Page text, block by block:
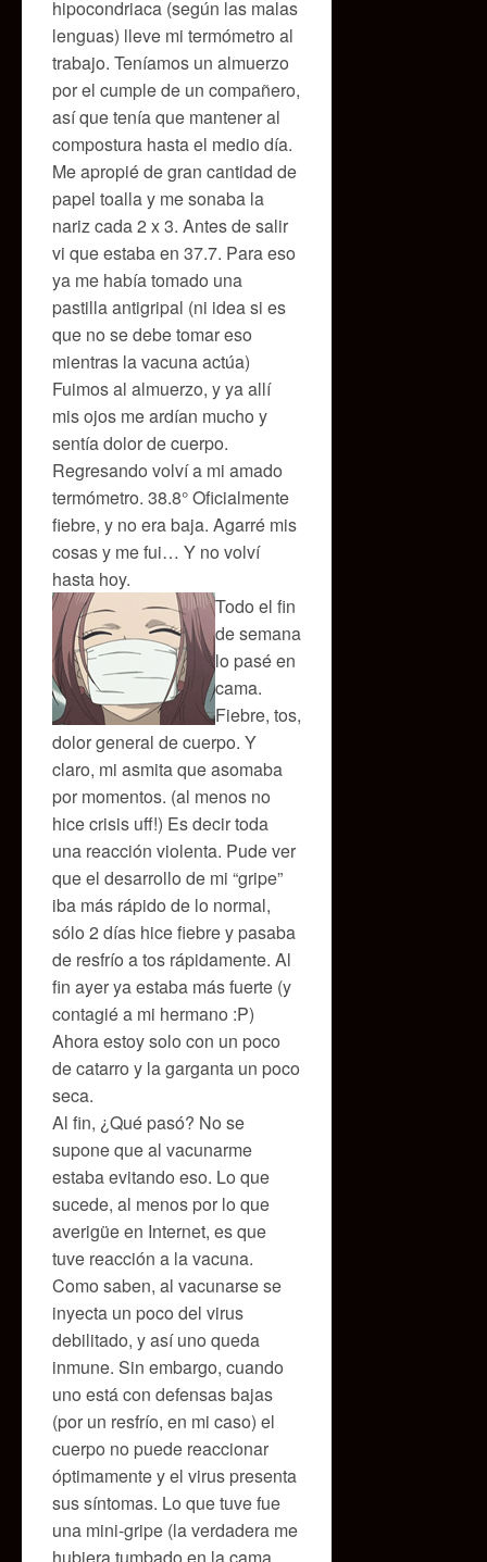
hipocondriaca (según las malas
lenguas) lleve mi termómetro al
trabajo. Teníamos un almuerzo
por el cumple de un compañero,
así que tenía que mantener al
compostura hasta el medio día.
Me apropié de gran cantidad de
papel toalla y me sonaba la
nariz cada 2 x 3. Antes de salir
vi que estaba en 37.7. Para eso
ya me había tomado una
pastilla antigripal (ni idea si es
que no se debe tomar eso
mientras la vacuna actúa)
Fuimos al almuerzo, y ya allí
mis ojos me ardían mucho y
sentía dolor de cuerpo.
Regresando volví a mi amado
termómetro. 38.8° Oficialmente
fiebre, y no era baja. Agarré mis
cosas y me fui… Y no volví
hasta hoy.
Todo el fin
de semana
lo pasé en
cama.
Fiebre, tos,
dolor general de cuerpo. Y
claro, mi asmita que asomaba
por momentos. (al menos no
hice crisis uff!) Es decir toda
una reacción violenta. Pude ver
que el desarrollo de mi “gripe”
iba más rápido de lo normal,
sólo 2 días hice fiebre y pasaba
de resfrío a tos rápidamente. Al
fin ayer ya estaba más fuerte (y
contagié a mi hermano :P)
Ahora estoy solo con un poco
de catarro y la garganta un poco
seca.
Al fin, ¿Qué pasó? No se
supone que al vacunarme
estaba evitando eso. Lo que
sucede, al menos por lo que
averigüe en Internet, es que
tuve reacción a la vacuna.
Como saben, al vacunarse se
inyecta un poco del virus
debilitado, y así uno queda
inmune. Sin embargo, cuando
uno está con defensas bajas
(por un resfrío, en mi caso) el
cuerpo no puede reaccionar
óptimamente y el virus presenta
sus síntomas. Lo que tuve fue
una mini-gripe (la verdadera me
hubiera tumbado en la cama